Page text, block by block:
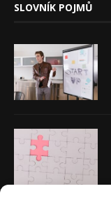
SLOVNÍK POJMŮ